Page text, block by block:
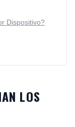
Dispositivo?
LOS